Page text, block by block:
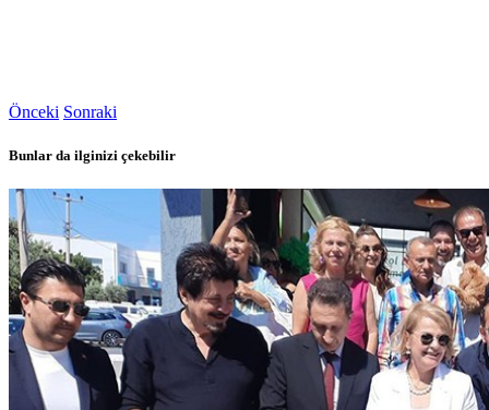
Önceki Sonraki
Bunlar da ilginizi çekebilir